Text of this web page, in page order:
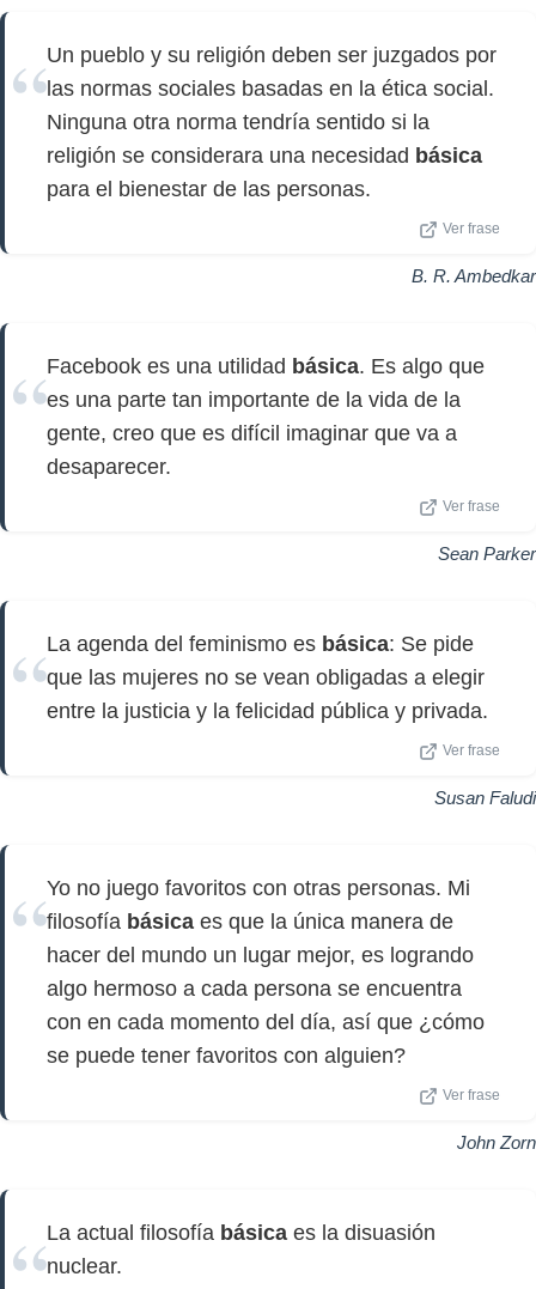
Un pueblo y su religión deben ser juzgados por
las normas sociales basadas en la ética social.
Ninguna otra norma tendría sentido si la
religión se considerara una necesidad básica
para el bienestar de las personas.
Ver frase
B. R. Ambedkar
Facebook es una utilidad básica. Es algo que
es una parte tan importante de la vida de la
gente, creo que es difícil imaginar que va a
desaparecer.
Ver frase
Sean Parker
La agenda del feminismo es básica: Se pide
que las mujeres no se vean obligadas a elegir
entre la justicia y la felicidad pública y privada.
Ver frase
Susan Faludi
Yo no juego favoritos con otras personas. Mi
filosofía básica es que la única manera de
hacer del mundo un lugar mejor, es logrando
algo hermoso a cada persona se encuentra
con en cada momento del día, así que ¿cómo
se puede tener favoritos con alguien?
Ver frase
John Zorn
La actual filosofía básica es la disuasión
nuclear.